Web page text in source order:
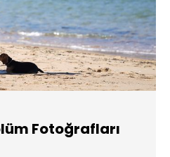
Fotoğrafları